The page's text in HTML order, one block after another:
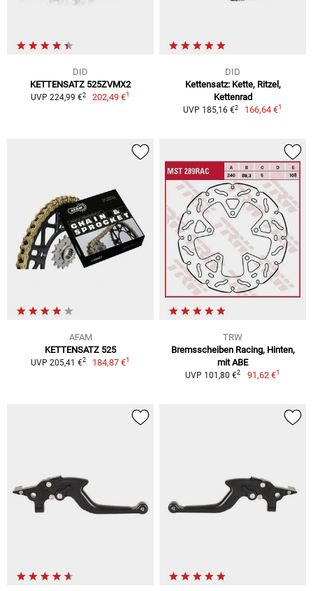
DID
KETTENSATZ 525ZVMX2
UVP 224,99 €2 202,49 €1
DID
Kettensatz: Kette, Ritzel,
Kettenrad
UVP 185,16 €2 166,64 €1
AFAM
KETTENSATZ 525
UVP 205,41 €2 184,87 €1
TRW
Bremsscheiben Racing, Hinten,
mit ABE
UVP 101,80 €2 91,62 €1